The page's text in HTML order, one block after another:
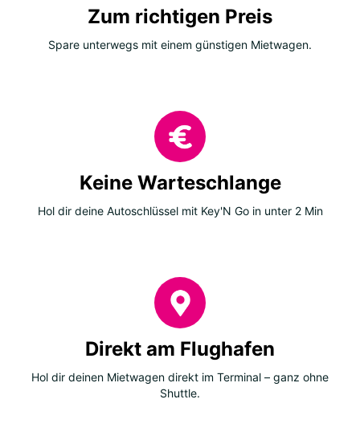
Zum richtigen Preis
Spare unterwegs mit einem günstigen Mietwagen.
Keine Warteschlange
Hol dir deine Autoschlüssel mit Key'N Go in unter 2 Min
Direkt am Flughafen
Hol dir deinen Mietwagen direkt im Terminal – ganz ohne
Shuttle.